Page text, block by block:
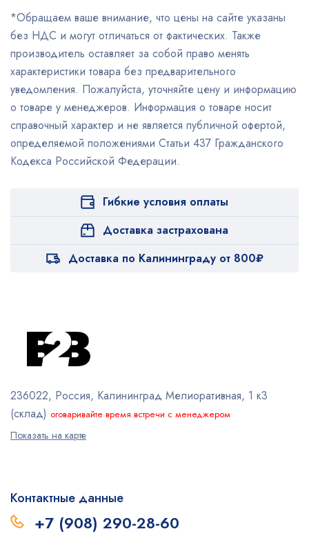
*Обращаем ваше внимание, что цены на сайте указаны
без НДС и могут отличаться от фактических. Также
производитель оставляет за собой право менять
характеристики товара без предварительного
уведомления. Пожалуйста, уточняйте цену и информацию
о товаре у менеджеров. Информация о товаре носит
справочный характер и не является публичной офертой,
определяемой положениями Статьи 437 Гражданского
Кодекса Российской Федерации.
Гибкие условия оплаты
Доставка застрахована
Доставка по Калининграду от 800₽
236022, Россия, Калининград Мелиоративная, 1 к3
(склад) оговаривайте время встречи с менеджером
Показать на карте
Контактные данные
+7 (908) 290-28-60